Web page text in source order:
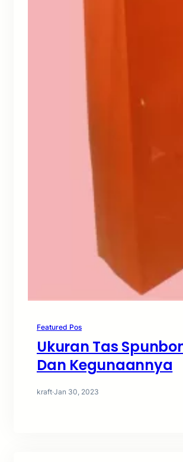
Featured Pos
Ukuran Tas
Dan Kegunaannya
kraft·Jan 30, 2023